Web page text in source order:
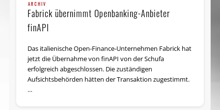
ARCHIV
Fabrick übernimmt Openbanking-Anbieter
finAPI
Das italienische Open-Finance-Unternehmen Fabrick hat
jetzt die Übernahme von finAPI von der Schufa
erfolgreich abgeschlossen. Die zuständigen
Aufsichtsbehörden hätten der Transaktion zugestimmt.
…